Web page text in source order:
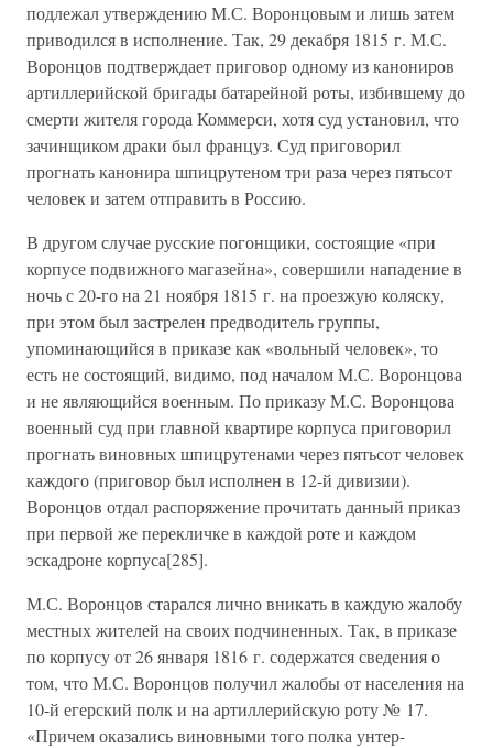
подлежал утверждению М.С. Воронцовым и лишь затем
приводился в исполнение. Так, 29 декабря 1815 г. М.С.
Воронцов подтверждает приговор одному из канониров
артиллерийской бригады батарейной роты, избившему до
смерти жителя города Коммерси, хотя суд установил, что
зачинщиком драки был француз. Суд приговорил
прогнать канонира шпицрутеном три раза через пятьсот
человек и затем отправить в Россию.
В другом случае русские погонщики, состоящие «при
корпусе подвижного магазейна», совершили нападение в
ночь с 20-го на 21 ноября 1815 г. на проезжую коляску,
при этом был застрелен предводитель группы,
упоминающийся в приказе как «вольный человек», то
есть не состоящий, видимо, под началом М.С. Воронцова
и не являющийся военным. По приказу М.С. Воронцова
военный суд при главной квартире корпуса приговорил
прогнать виновных шпицрутенами через пятьсот человек
каждого (приговор был исполнен в 12-й дивизии).
Воронцов отдал распоряжение прочитать данный приказ
при первой же перекличке в каждой роте и каждом
эскадроне корпуса[285].
М.С. Воронцов старался лично вникать в каждую жалобу
местных жителей на своих подчиненных. Так, в приказе
по корпусу от 26 января 1816 г. содержатся сведения о
том, что М.С. Воронцов получил жалобы от населения на
10-й егерский полк и на артиллерийскую роту № 17.
«Причем оказались виновными того полка унтер-